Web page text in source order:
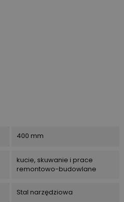
400 mm
kucie, skuwanie i prace
remontowo-budowlane
Stal narzędziowa